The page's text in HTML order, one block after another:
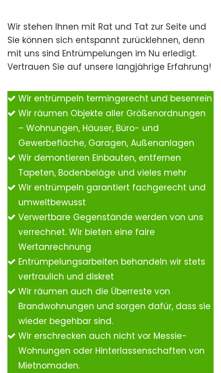
Wir stehen Ihnen mit Rat und Tat zur Seite und
Sie können sich entspannt zurücklehnen, denn
mit uns sind Entrümpelungen im Nu erledigt.
Vertrauen Sie auf unsere langjährige Erfahrung!
Wir entrümpeln termingerecht und besenrein
Wir räumen Objekte aller Größenordnungen
– Wohnungen, Häuser, Büro- und
Gewerbefläche, Garagen, Außenanlagen
Wir demontieren Einbauten, entfernen
Tapeten, Bodenbeläge und vieles mehr
Wir entrümpeln garantiert fachgerecht und
umweltbewusst
Verwertbare Gegenstände werden von uns
verrechnet. Wir bieten eine faire
Wertanrechnung
Entrümpelungsarbeiten behandeln wir stets
vertraulich und diskret
Wir räumen auch die Überreste von
Brandwohnungen und sorgen dafür, dass sie
wieder begehbar sind.
Wir erschrecken auch nicht vor Messie-
Wohnungen oder Hinterlassenschaften von
Mietnomaden.